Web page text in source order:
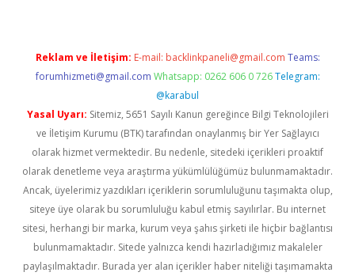
Reklam ve İletişim: E-mail: backlinkpaneli@gmail.com Teams:
forumhizmeti@gmail.com Whatsapp: 0262 606 0 726 Telegram:
@karabul
Yasal Uyarı: Sitemiz, 5651 Sayılı Kanun gereğince Bilgi Teknolojileri
ve İletişim Kurumu (BTK) tarafından onaylanmış bir Yer Sağlayıcı
olarak hizmet vermektedir. Bu nedenle, sitedeki içerikleri proaktif
olarak denetleme veya araştırma yükümlülüğümüz bulunmamaktadır.
Ancak, üyelerimiz yazdıkları içeriklerin sorumluluğunu taşımakta olup,
siteye üye olarak bu sorumluluğu kabul etmiş sayılırlar. Bu internet
sitesi, herhangi bir marka, kurum veya şahıs şirketi ile hiçbir bağlantısı
bulunmamaktadır. Sitede yalnızca kendi hazırladığımız makaleler
paylaşılmaktadır. Burada yer alan içerikler haber niteliği taşımamakta